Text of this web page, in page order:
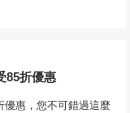
85折優惠
優惠，您不可錯過這麼